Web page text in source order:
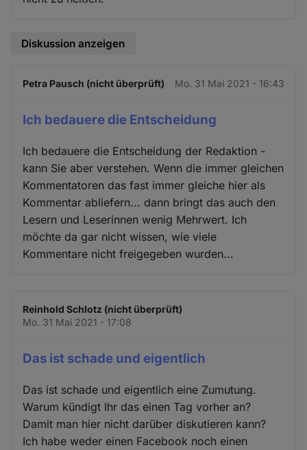
Diskussion anzeigen
Petra Pausch (nicht überprüft) Mo. 31 Mai 2021 - 16:43
Ich bedauere die Entscheidung
Ich bedauere die Entscheidung der Redaktion -
kann Sie aber verstehen. Wenn die immer gleichen
Kommentatoren das fast immer gleiche hier als
Kommentar abliefern... dann bringt das auch den
Lesern und Leserinnen wenig Mehrwert. Ich
möchte da gar nicht wissen, wie viele
Kommentare nicht freigegeben wurden...
Reinhold Schlotz (nicht überprüft)
Mo. 31 Mai 2021 - 17:08
Das ist schade und eigentlich
Das ist schade und eigentlich eine Zumutung.
Warum kündigt Ihr das einen Tag vorher an?
Damit man hier nicht darüber diskutieren kann?
Ich habe weder einen Facebook noch einen